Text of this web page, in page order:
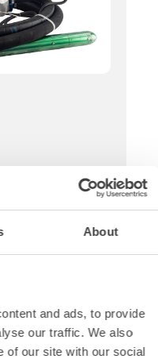
About
and ads, to provide
our traffic. We also
of our site with our social
28,67 €/ pv
439,90 €/ kk